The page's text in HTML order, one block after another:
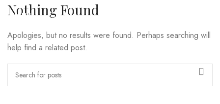
MENU
Nothing Found
Apologies, but no results were found. Perhaps searching will
help find a related post.